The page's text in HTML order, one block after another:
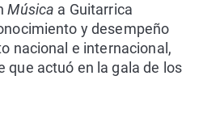
Música a Guitarrica
y desempeño
nacional e internacional,
que actuó en la gala de los